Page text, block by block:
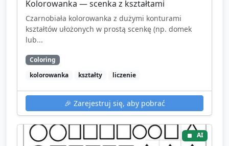
Kolorowanka — scenka z kształtami
Czarnobiała kolorowanka z dużymi konturami
kształtów ułożonych w prostą scenkę (np. domek
lub...
Coloring
kolorowanka
kształty liczenie
🎉 Zarejestruj się, aby pobrać
AI